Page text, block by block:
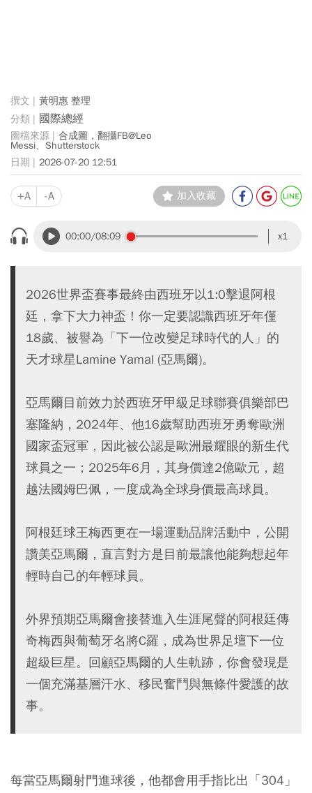
黃明惠 整理
國際總經
合成圖，翻攝FB@Leo
Messi、 Shutterstock
2026-07-20 12:51
+A -A 加入收藏
00:00/08:09 x1
2026世界盃賽事最終由西班牙以1:0擊退阿根
廷，拿下大力神盃！你一定要認識西班牙年僅
18歲、被譽為「下一位改變足球時代的人」的
天才球星Lamine Yamal (亞馬爾)。
亞馬爾目前效力於西班牙甲級足球聯賽俱樂部巴
塞隆納，2024年、他16歲幫助西班牙勇奪歐洲
國家盃冠軍，因此被公認是歐洲最耀眼的新生代
球員之一；2025年6月，其身價達2億歐元，超
越法國姆巴佩，一度成為全球身價最高球員。
阿根廷球王梅西更在一場運動品牌活動中，公開
讚美亞馬爾，直言對方是目前最讓他能夠想起年
輕時自己的年輕球員。
外界預期亞馬爾會接替進入生涯尾聲的阿根廷傳
奇梅西與葡萄牙名將C羅，成為世界足壇下一位
超級巨星。回顧亞馬爾的人生軌跡，你會發現是
一個充滿基層汗水、移民奮鬥與無條件愛護的故
事。
每當亞馬爾射門進球後，他都會用手指比出「304」